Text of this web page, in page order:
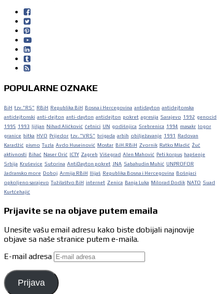
POPULARNE OZNAKE
BiH tzv."RS" RBiH Republika BiH Bosna i Hercegovina antidayton antidejtonska
antidejtonski anti-dejton anti-dayton antidejton pokret agresija Sarajevo 1992 genocid
1995 1993 ljiljan Nihad Aličković četnici UN godišnjica Srebrenica 1994 masakr
logor
granice bitka HVO Prijedor tzv. "VRS" brigada arbih obilježavanje 1991
Radovan
Karadžić pismo Tuzla Avdo Huseinović Mostar BiH.RBiH Zvornik Ratko Mladić Žuč
aktivnosti
Bihać Naser Orić ICTY Zagreb Višegrad Alen Mahović Peti korpus hapšenje
Srbija
Kruševice Sutorina AntiDayton pokret JNA Sabahudin Muhić UNPROFOR
Jadransko more
Doboj Armija RBiH Ilijaš Republika Bosna i Hercegovina
Bošnjaci
opkoljeno sarajevo Tužilaštvo BiH internet Zenica Banja Luka Milorad Dodik NATO Suad
Kurtćehajić
Prijavite se na objave putem emaila
Unesite vašu email adresu kako biste dobijali najnovije
objave sa naše stranice putem e-maila.
E-mail adresa
Prijava